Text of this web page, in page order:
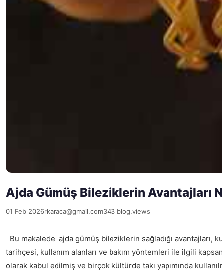
Ajda Gümüş Bileziklerin Avantajları
01 Feb 2026rkaraca@gmail.com343 blog.views
Bu makalede, ajda gümüş bileziklerin sağladığı
tarihçesi, kullanım alanları ve bakım yöntemleri ile ilgili
olarak kabul edilmiş ve birçok kültürde takı yapımında